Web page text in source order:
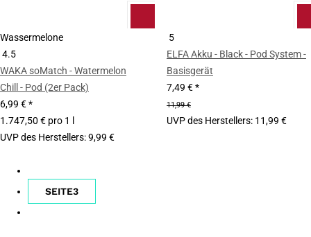
Wassermelone
4.5
WAKA soMatch - Watermelon
Chill - Pod (2er Pack)
6,99 €*
1.747,50 € pro 1 l
UVP des Herstellers:9,99 €
5
ELFA Akku - Black - Pod System -
Basisgerät
7,49 €*
11,99 €
UVP des Herstellers: 11,99 €
SEITE3